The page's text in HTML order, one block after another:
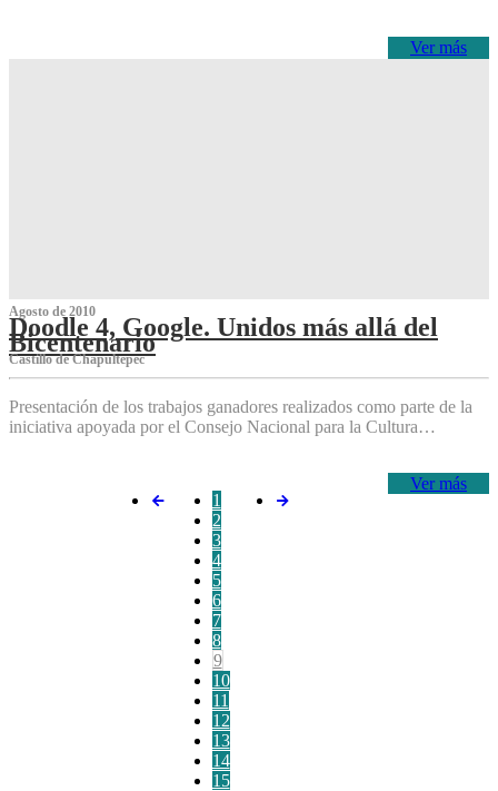
Ver más
Agosto de 2010
Doodle 4, Google. Unidos más allá del
Bicentenario
Castillo de Chapultepec
Presentación de los trabajos ganadores realizados como parte de la
iniciativa apoyada por el Consejo Nacional para la Cultura…
Ver más
1
2
3
4
5
6
7
8
9
10
11
12
13
14
15